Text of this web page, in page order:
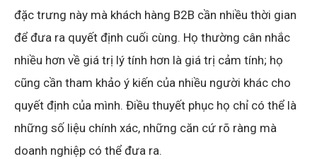
đặc trưng này mà khách hàng B2B cần nhiều thời gian
để đưa ra quyết định cuối cùng. Họ thường cân nhắc
nhiều hơn về giá trị lý tính hơn là giá trị cảm tính; họ
cũng cần tham khảo ý kiến của nhiều người khác cho
quyết định của mình. Điều thuyết phục họ chỉ có thể là
những số liệu chính xác, những căn cứ rõ ràng mà
doanh nghiệp có thể đưa ra.